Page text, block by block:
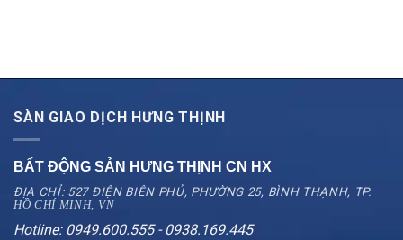
SÀN GIAO DỊCH HƯNG THỊNH
BẤT ĐỘNG SẢN HƯNG THỊNH CN HX
ĐỊA CHỈ: 527 ĐIỆN BIÊN PHỦ, PHƯỜNG 25, BÌNH THẠNH, TP.
HỒ CHÍ MINH, VN
Hotline: 0949.600.555 - 0938.169.445